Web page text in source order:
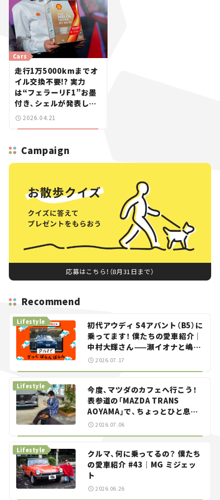
Cars
走行1万5000kmまでオ
イル交換不要!? 実力
は“フェラーリF1”お墨
付き、シェルが発表した
新エンジンオイルが、僕
らのカーライフを豊かに
2026.04.21
Campaign
応募はこちら！（8月31日まで）
Recommend
初代アウディ S4アバント（B5）に
乗ってます！ 僕たちの愛車紹介｜
中村大輝さん——瀬イオナと嶋田
智之の「クルマでざっくばらんば
らん！」＃20
Lifestyle
2026.07.17
今度、マツダのカフェへ行こう！
表参道の「MAZDA TRANS
AOYAMA」で、ちょっとひと息。
——連載｜CCGとクルマでどうす
Lifestyle
2026.07.06
クルマ、何に乗ってるの？ 僕たち
の愛車紹介 #43｜MG ミジェッ
ト
Lifestyle
2026.06.26